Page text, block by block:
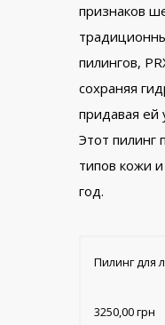
признаков
пилингов,
сохраняя
придавая ей
Этот пилинг
типов кожи
год.
Пилинг для
3250,00 грн